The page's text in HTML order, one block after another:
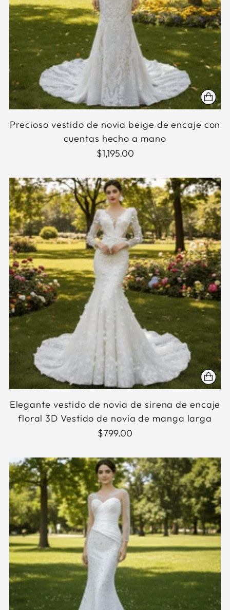
Precioso vestido de novia beige de encaje con
cuentas hecho a mano
$1,195.00
Elegante vestido de novia de sirena de encaje
floral 3D Vestido de novia de manga larga
$799.00